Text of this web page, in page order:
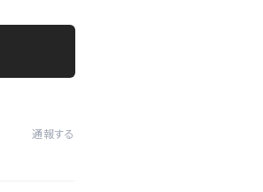
通報する